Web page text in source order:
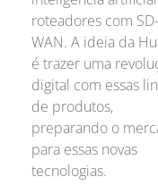
roteadores com SD-
WAN. A ideia da
é trazer uma
digital com essas
de produtos,
preparando o
para essas novas
tecnologias.